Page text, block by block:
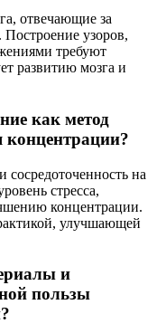
отвечающие за
узоров,
требуют
развитию мозга и
как метод
концентрации?
на
стресса,
концентрации.
улучшающей
и
пользы